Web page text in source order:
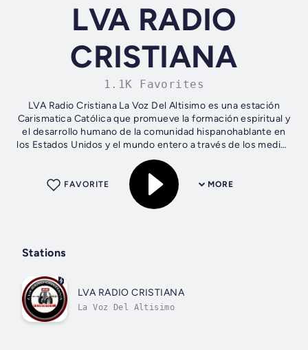
LVA RADIO
CRISTIANA
1.1K Favorites
LVA Radio Cristiana La Voz Del Altisimo es una estación
Carismatica Católica que promueve la formación espiritual y
el desarrollo humano de la comunidad hispanohablante en
los Estados Unidos y el mundo entero a través de los medios
virtuales y de las...
MORE
FAVORITE
Stations
LVA RADIO CRISTIANA
La Voz Del Altisimo